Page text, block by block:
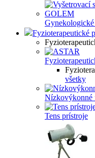
Gynekologické
Fyzioterapeutické
všetky
Nízkovýkonné
Tens prístroje